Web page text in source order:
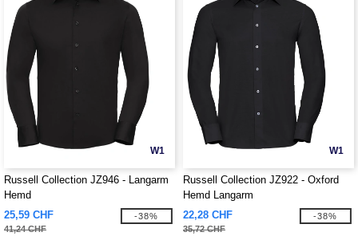
W1
Russell Collection JZ946 - Langarm
Hemd
25,59 CHF
41,24 CHF
-38%
W1
Russell Collection JZ922 - Oxford
Hemd Langarm
22,28 CHF
35,72 CHF
-38%